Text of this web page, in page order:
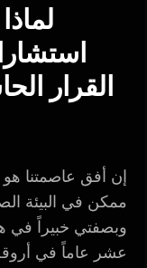
القرار
إن أفق عاصمتنا
ممكن في البيئة
وبصفتي خبيراً في
عشر عاماً في أروقة